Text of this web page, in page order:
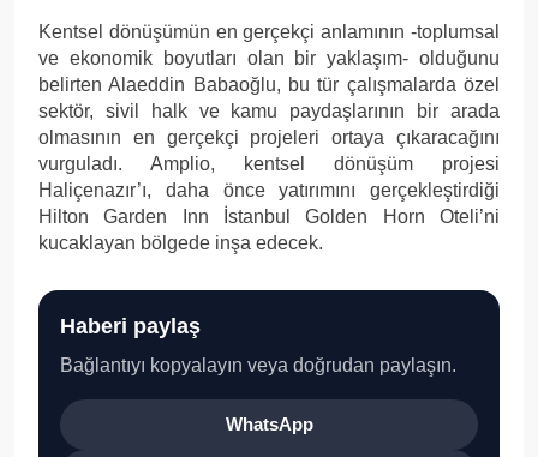
Kentsel dönüşümün en gerçekçi anlamının -toplumsal
ve ekonomik boyutları olan bir yaklaşım- olduğunu
belirten Alaeddin Babaoğlu, bu tür çalışmalarda özel
sektör, sivil halk ve kamu paydaşlarının bir arada
olmasının en gerçekçi projeleri ortaya çıkaracağını
vurguladı. Amplio, kentsel dönüşüm projesi
Haliçenazır’ı, daha önce yatırımını gerçekleştirdiği
Hilton Garden Inn İstanbul Golden Horn Oteli’ni
kucaklayan bölgede inşa edecek.
Haberi paylaş
Bağlantıyı kopyalayın veya doğrudan paylaşın.
WhatsApp